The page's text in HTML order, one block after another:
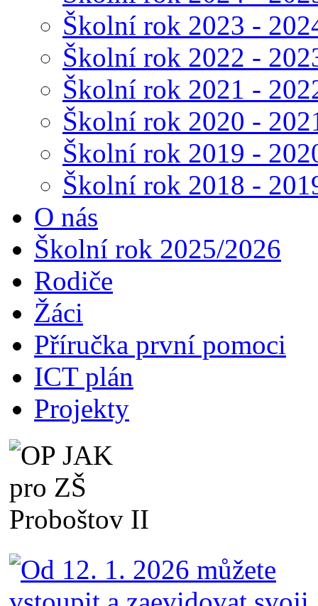
Školní rok 2023 -
Školní rok 2022 -
Školní rok 2021 -
Školní rok 2020 -
Školní rok 2019 -
Školní rok 2018 -
O nás
Školní rok 2025/2026
Rodiče
Žáci
Příručka první pomoci
ICT plán
Projekty